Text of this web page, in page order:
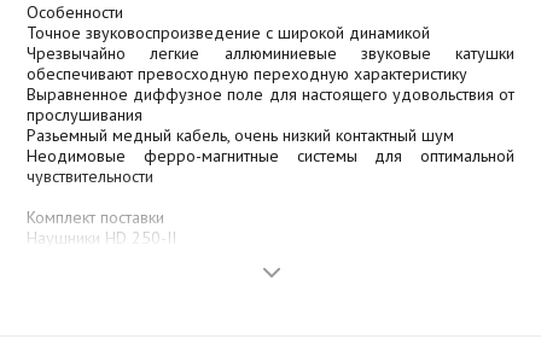
Особенности
Точное звуковоспроизведение с широкой динамикой
Чрезвычайно легкие аллюминиевые звуковые катушки
обеспечивают превосходную переходную характеристику
Выравненное диффузное поле для настоящего удовольствия от
прослушивания
Разьемный медный кабель, очень низкий контактный шум
Неодимовые ферро-магнитные системы для оптимальной
чувствительности
Комплект поставки
Наушники HD 250-II